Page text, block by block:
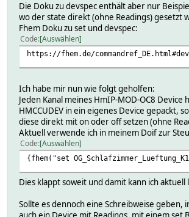
Die Doku zu devspec enthält aber nur
wo der state direkt (ohne Readings) gesetzt
Fhem Doku zu set und devspec:
Code Auswählen
https://fhem.de/
Ich habe mir nun wie folgt geholfen:
Jeden Kanal meines HmIP-MOD-OC8 Device
HMCCUDEV in ein eigenes Device gepackt,
diese direkt mit on oder off setzen (ohne
Aktuell verwende ich in meinem Doif zur
Code Auswählen
{fhem("set
Dies klappt soweit und damit kann ich aktuell
Sollte es dennoch eine Schreibweise geben,